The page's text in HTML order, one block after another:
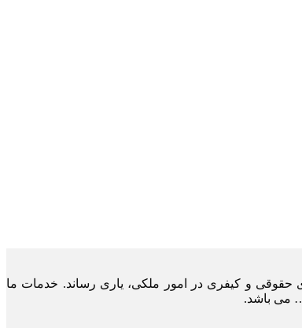
حقوقی و کیفری در امور ملکی، یاری رساند. خدمات ما
… می باشد.